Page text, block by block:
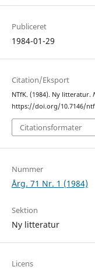
Publiceret
1984-01-29
Citation/Eksport
NTfK. (1984). Ny litteratur.
https://doi.org/10.7146/
Citationsformater
Nummer
Årg. 71 Nr. 1 (1984)
Sektion
Ny litteratur
Licens